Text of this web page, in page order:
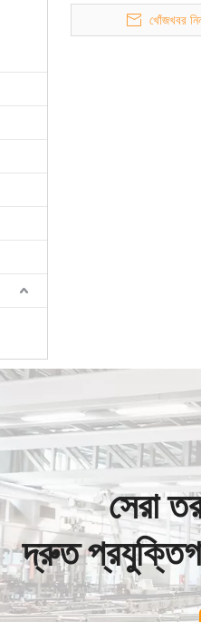
খোঁজখবর
সেরা
দ্রুত